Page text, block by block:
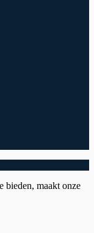
bieden, maakt onze